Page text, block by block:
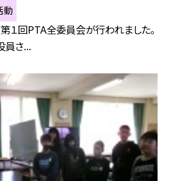
動
１回PTA全委員会が行われました。
員さ...